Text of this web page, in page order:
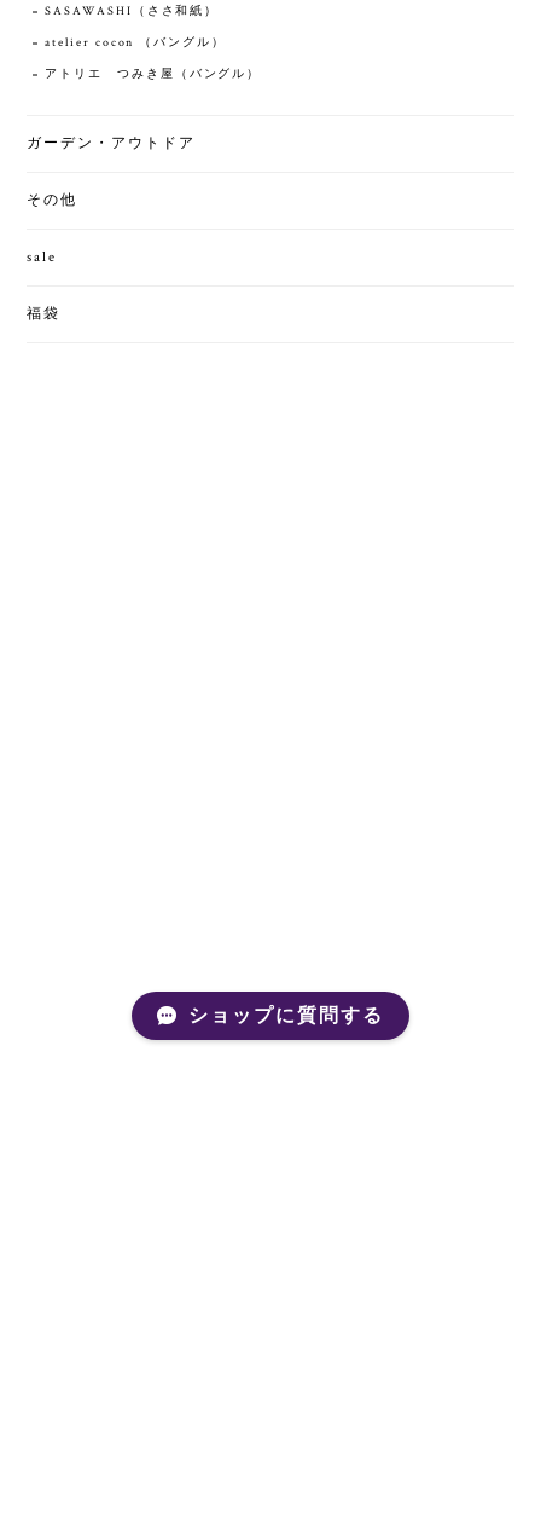
SASAWASHI（ささ和紙）
atelier cocon （バングル）
アトリエ つみき屋（バングル）
ガーデン・アウトドア
その他
sale
福袋
ショップに質問する